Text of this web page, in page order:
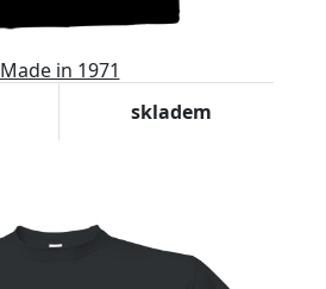
Made in 1971
skladem